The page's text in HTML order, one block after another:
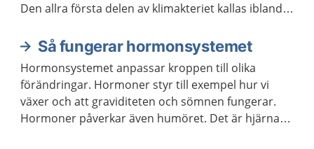
Den allra första delen av klimakteriet kallas ibland
Så fungerar hormonsystemet
Hormonsystemet anpassar kroppen till olika
förändringar. Hormoner styr till exempel hur vi
växer och att graviditeten och sömnen fungerar.
Hormoner påverkar även humöret. Det är hjärnan